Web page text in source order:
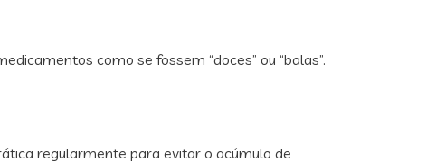
como se fossem “doces” ou “balas”.
regularmente para evitar o acúmulo de